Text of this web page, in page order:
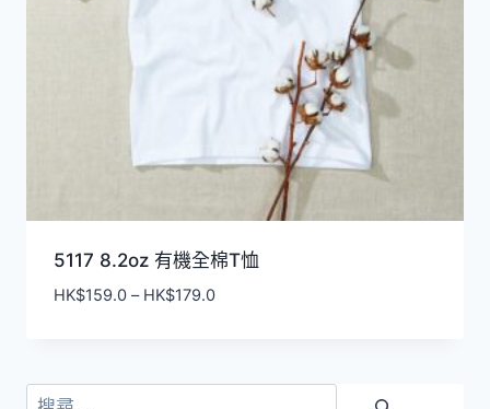
5117 8.2oz 有機全棉T恤
HK$159.0 – HK$179.0價
搜